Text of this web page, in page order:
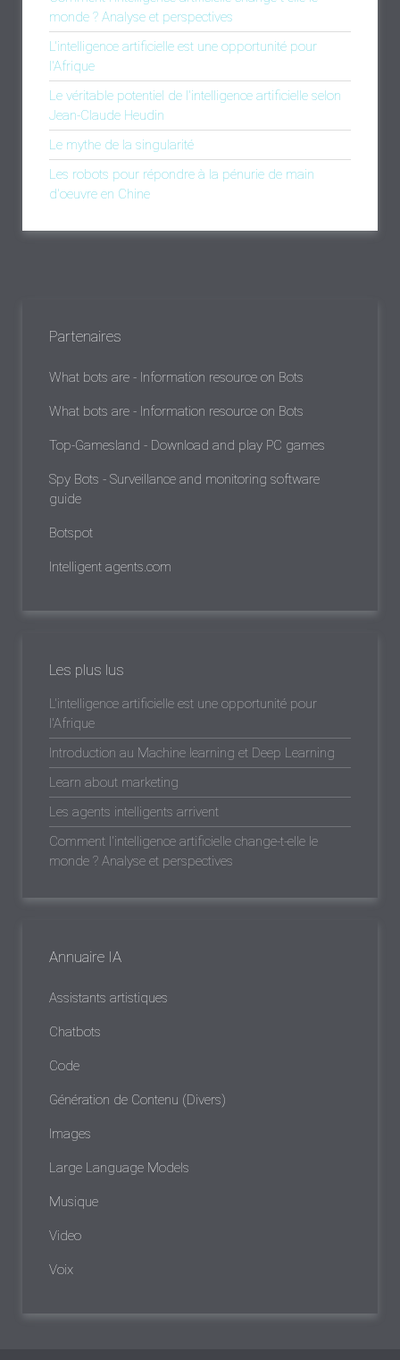
monde ? Analyse et perspectives
L'intelligence artificielle est une opportunité pour
l'Afrique
Le véritable potentiel de l'intelligence artificielle selon
Jean-Claude Heudin
Le mythe de la singularité
Les robots pour répondre à la pénurie de main
d'oeuvre en Chine
Partenaires
What bots are - Information resource on Bots
What bots are - Information resource on Bots
Top-Gamesland - Download and play PC games
Spy Bots - Surveillance and monitoring software
guide
Botspot
Intelligent agents.com
Les plus lus
L'intelligence artificielle est une opportunité pour
l'Afrique
Introduction au Machine learning et Deep Learning
Learn about marketing
Les agents intelligents arrivent
Comment l'intelligence artificielle change-t-elle le
monde ? Analyse et perspectives
Annuaire IA
Assistants artistiques
Chatbots
Code
Génération de Contenu (Divers)
Images
Large Language Models
Musique
Video
Voix